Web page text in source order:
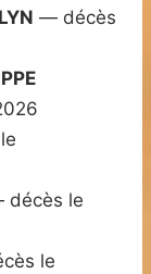
— décès
le
le